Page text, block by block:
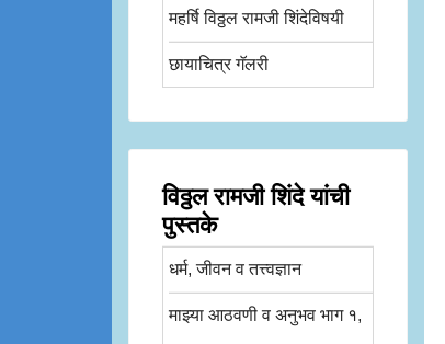
महर्षि विठ्ठल रामजी शिंदेविषयी
छायाचित्र गॅलरी
विठ्ठल रामजी शिंदे यांची
पुस्तके
धर्म, जीवन व तत्त्वज्ञान
माझ्या आठवणी व अनुभव भाग १,